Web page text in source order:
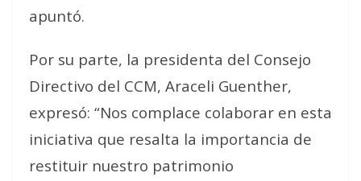
apuntó.
Por su parte, la presidenta del Consejo
Directivo del CCM, Araceli Guenther,
expresó: “Nos complace colaborar en esta
iniciativa que resalta la importancia de
restituir nuestro patrimonio